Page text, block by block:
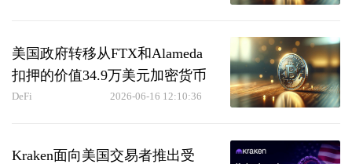
美国政府转移从FTX和Alameda
扣押的价值34.9万美元加密货币
DeFi 2026-06-16 12:10:36
Kraken面向美国交易者推出受